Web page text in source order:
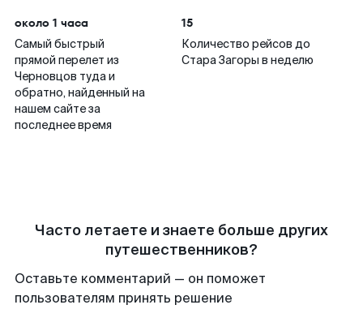
около 1 часа
Самый быстрый
прямой перелет из
Черновцов туда и
обратно, найденный на
нашем сайте за
последнее время
15
Количество рейсов до
Стара Загоры в неделю
Часто летаете и знаете больше других
путешественников?
Оставьте комментарий — он поможет
пользователям принять решение